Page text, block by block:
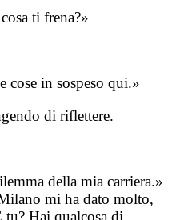
ti frena?»
cose in sospeso qui.»
di riflettere.
della mia carriera.»
mi ha dato molto,